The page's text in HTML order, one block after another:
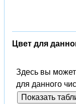
Цвет для
Здесь вы
для данного
Показать